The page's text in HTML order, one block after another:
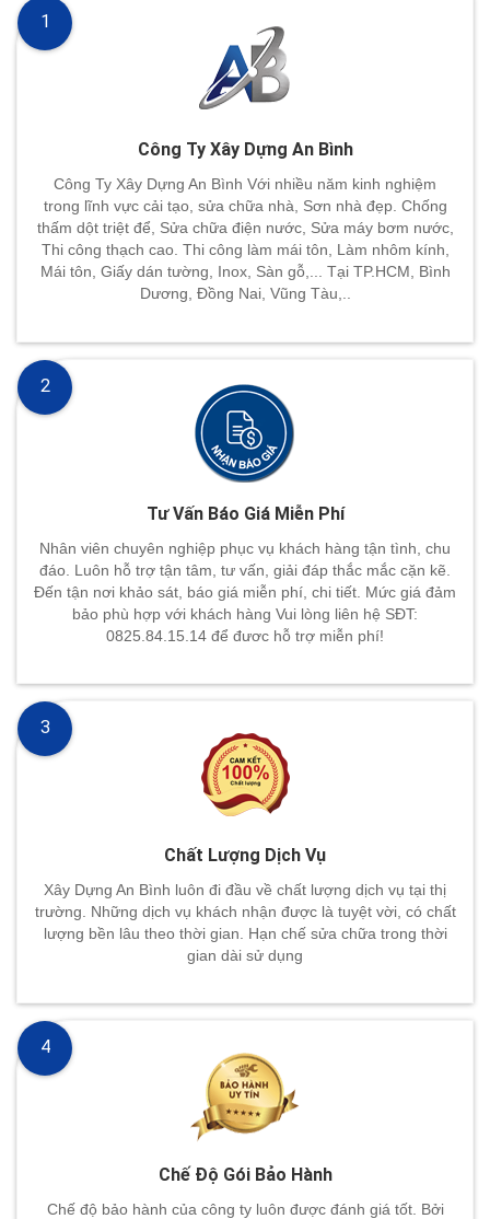
Công Ty Xây Dựng An Bình
Công Ty Xây Dựng An Bình Với nhiều năm kinh nghiệm
trong lĩnh vực cải tạo, sửa chữa nhà, Sơn nhà đẹp. Chống
thấm dột triệt để, Sửa chữa điện nước, Sửa máy bơm nước,
Thi công thạch cao. Thi công làm mái tôn, Làm nhôm kính,
Mái tôn, Giấy dán tường, Inox, Sàn gỗ,... Tại TP.HCM, Bình
Dương, Đồng Nai, Vũng Tàu,..
1
Tư Vấn Báo Giá Miễn Phí
Nhân viên chuyên nghiệp phục vụ khách hàng tận tình, chu
đáo. Luôn hỗ trợ tận tâm, tư vấn, giải đáp thắc mắc cặn kẽ.
Đến tận nơi khảo sát, báo giá miễn phí, chi tiết. Mức giá đảm
bảo phù hợp với khách hàng Vui lòng liên hệ SĐT:
0825.84.15.14 để đươc hỗ trợ miễn phí!
2
Chất Lượng Dịch Vụ
Xây Dựng An Bình luôn đi đầu về chất lượng dịch vụ tại thị
trường. Những dịch vụ khách nhận được là tuyệt vời, có chất
lượng bền lâu theo thời gian. Hạn chế sửa chữa trong thời
gian dài sử dụng
3
Chế Độ Gói Bảo Hành
Chế độ bảo hành của công ty luôn được đánh giá tốt. Bởi
4